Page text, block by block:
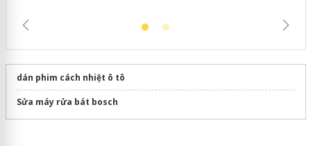
dán phim cách nhiệt ô tô
Sửa máy rửa bát bosch